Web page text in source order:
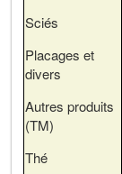
Sciés
Placages et
divers
Autres produits
(TM)
Thé